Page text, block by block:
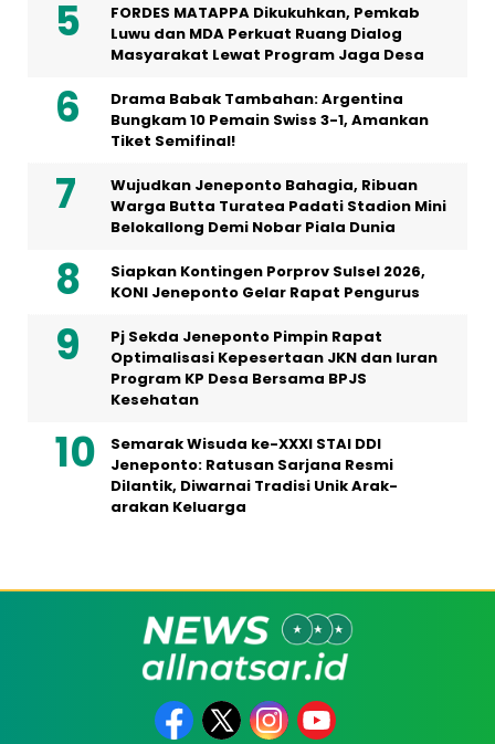
FORDES MATAPPA Dikukuhkan, Pemkab
Luwu dan MDA Perkuat Ruang Dialog
Masyarakat Lewat Program Jaga Desa
Drama Babak Tambahan: Argentina
Bungkam 10 Pemain Swiss 3-1, Amankan
Tiket Semifinal!
Wujudkan Jeneponto Bahagia, Ribuan
Warga Butta Turatea Padati Stadion Mini
Belokallong Demi Nobar Piala Dunia
Siapkan Kontingen Porprov Sulsel 2026,
KONI Jeneponto Gelar Rapat Pengurus
Pj Sekda Jeneponto Pimpin Rapat
Optimalisasi Kepesertaan JKN dan Iuran
Program KP Desa Bersama BPJS
Kesehatan
Semarak Wisuda ke-XXXI STAI DDI
Jeneponto: Ratusan Sarjana Resmi
Dilantik, Diwarnai Tradisi Unik Arak-
arakan Keluarga